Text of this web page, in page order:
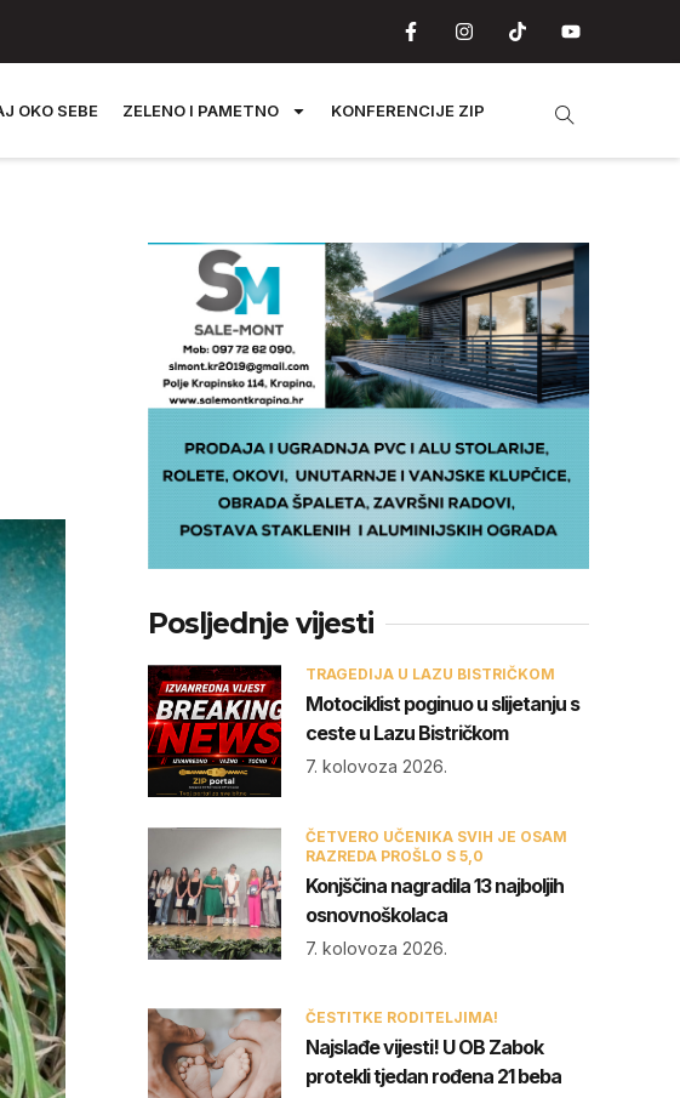
OKO SEBE ZELENO I PAMETNO KONFERENCIJE ZIP
Posljednje vijesti
TRAGEDIJA U LAZU BISTRIČKOM
Motociklist poginuo u slijetanju s
ceste u Lazu Bistričkom
7. kolovoza 2026.
ČETVERO UČENIKA SVIH JE OSAM
RAZREDA PROŠLO S 5,0
Konjščina nagradila 13 najboljih
osnovnoškolaca
7. kolovoza 2026.
ČESTITKE RODITELJIMA!
Najslađe vijesti! U OB Zabok
protekli tjedan rođena 21 beba